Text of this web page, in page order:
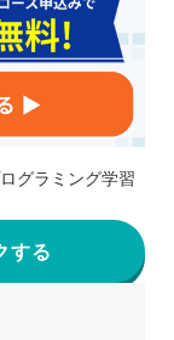
グラミング学習
する